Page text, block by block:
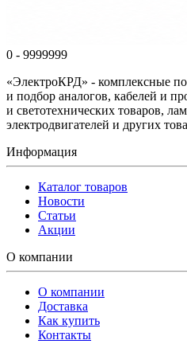
0 - 9999999
«ЭлектроКРД» - комплексные
и подбор аналогов, кабелей и
и светотехнических товаров,
электродвигателей и других
Информация
Каталог товаров
Новости
Статьи
Акции
О компании
О компании
Доставка
Как купить
Контакты